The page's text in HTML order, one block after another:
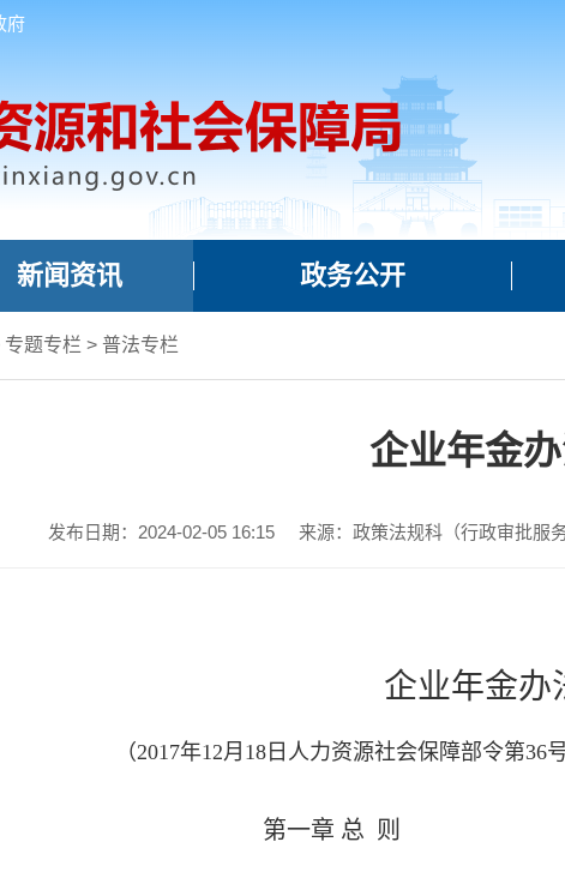
府
新闻资讯 政务公开
专题专栏 > 普法专栏
企业年金
发布日期：2024-02-05 16:15 来源：政策法规科（行政审批服务
企业年金办
（2017年12月18日人力资源社会保障部令第36
第一章 总 则